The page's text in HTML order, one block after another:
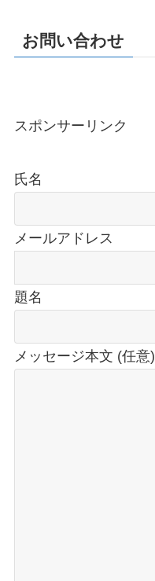
お問い合わせ
スポンサーリンク
氏名
メールアドレス
題名
メッセージ本文 (任意)